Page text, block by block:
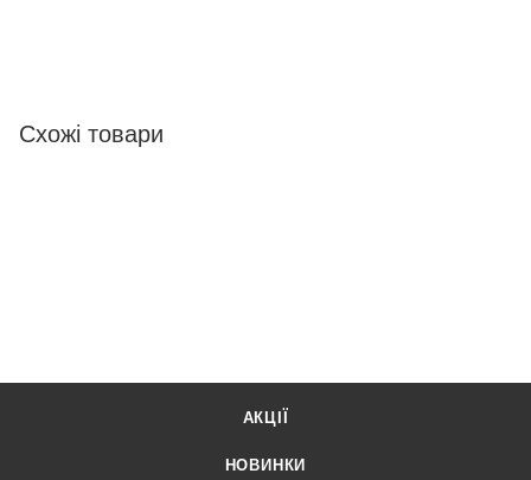
Схожі товари
АКЦІЇ
НОВИНКИ